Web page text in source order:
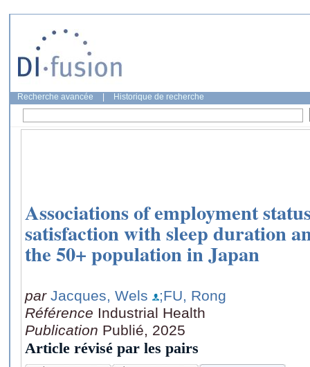
Recherche avancée Historique de recherche
Associations of employment
satisfaction with sleep duration
the 50+ population in Japan
par Jacques, Wels
;FU, Rong
Référence Industrial Health
Publication Publié, 2025
Article révisé par les pairs